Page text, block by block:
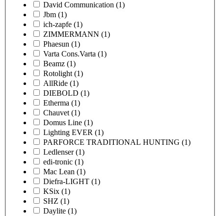
David Communication (1)
Jbm (1)
ich-zapfe (1)
ZIMMERMANN (1)
Phaesun (1)
Varta Cons.Varta (1)
Beamz (1)
Rotolight (1)
AllRide (1)
DIEBOLD (1)
Etherma (1)
Chauvet (1)
Domus Line (1)
Lighting EVER (1)
PARFORCE TRADITIONAL HUNTING (1)
Ledlenser (1)
edi-tronic (1)
Mac Lean (1)
Diefra-LIGHT (1)
KSix (1)
SHZ (1)
Daylite (1)